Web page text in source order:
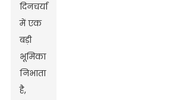
दिनचर्या
में एक
बड़ी
भूमिका
निभाता
है,